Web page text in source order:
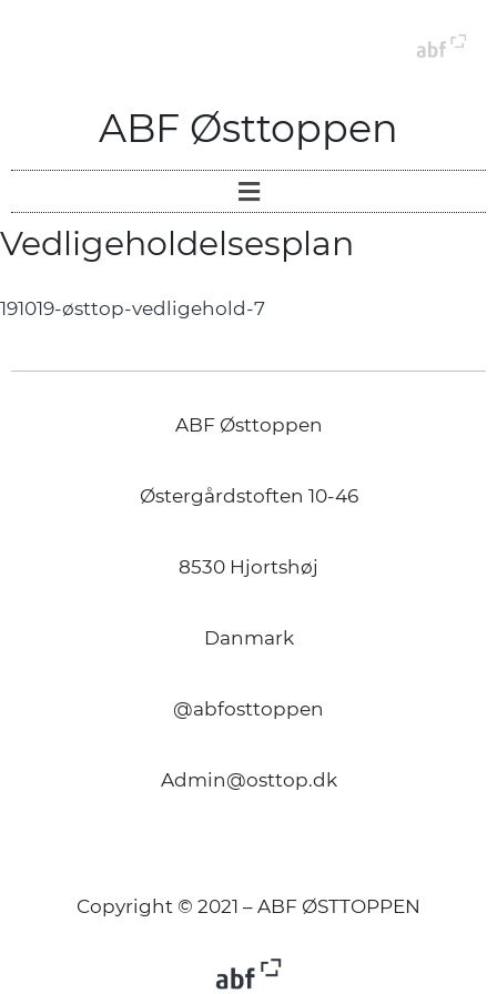
ABF Østtoppen
Vedligeholdelsesplan
191019-østtop-vedligehold-7
ABF Østtoppen
Østergårdstoften 10-46
8530 Hjortshøj
Danmark
@abfosttoppen
Admin@osttop.dk
Copyright © 2021 – ABF ØSTTOPPEN